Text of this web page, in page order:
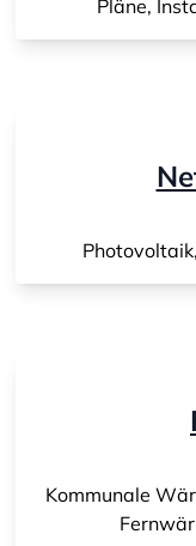
Pläne,
Kommunale